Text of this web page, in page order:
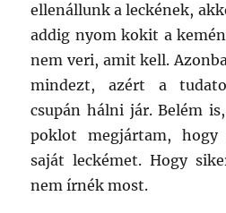
ellenállunk a leckének,
addig nyom kokit a
nem veri, amit kell.
mindezt, azért a
csupán hálni jár. Belém
poklot megjártam, hogy
saját leckémet. Hogy
nem írnék most.